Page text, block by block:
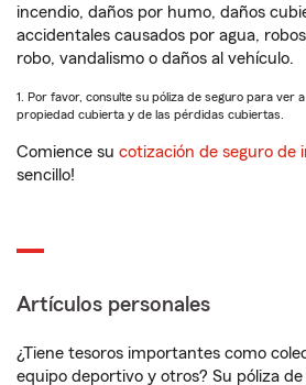
incendio, daños por humo, daños
accidentales causados por agua,
robo, vandalismo o daños al vehículo.
1. Por favor, consulte su póliza de seguro para ver
propiedad cubierta y de las pérdidas cubiertas.
Comience su cotización de seguro de
sencillo!
Artículos personales
¿Tiene tesoros importantes como
equipo deportivo y otros? Su póliza